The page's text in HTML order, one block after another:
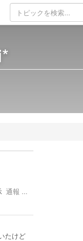
通報 ...
たけど